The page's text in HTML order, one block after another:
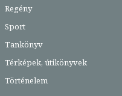
Regény
Sport
Tankönyv
Térképek, útikönyvek
Történelem